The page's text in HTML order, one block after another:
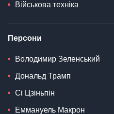
Військова техніка
Персони
Володимир Зеленський
Дональд Трамп
Сі Цзіньпін
Еммануель Макрон